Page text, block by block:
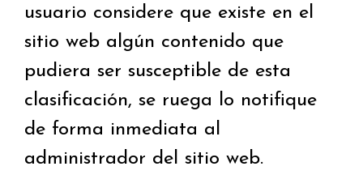
usuario considere que existe en el
sitio web algún contenido que
pudiera ser susceptible de esta
clasificación, se ruega lo notifique
de forma inmediata al
administrador del sitio web.